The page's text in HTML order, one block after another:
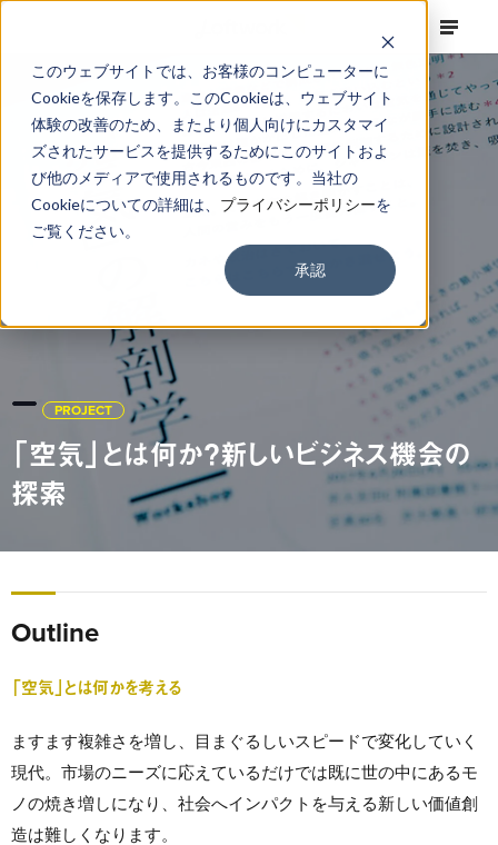
このウェブサイトでは、お客様のコンピューターに
Cookieを保存します。このCookieは、ウェブサイト
体験の改善のため、またより個人向けにカスタマイ
ズされたサービスを提供するためにこのサイトおよ
び他のメディアで使用されるものです。当社の
Cookieについての詳細は、 プライバシーポリシーを
ご覧ください。
承認
PROJECT
「空気」とは何か？新しいビジネス機会の
探索
Outline
「空気」とは何かを考える
ますます複雑さを増し、目まぐるしいスピードで変化していく
現代。市場のニーズに応えているだけでは既に世の中にあるモ
ノの焼き増しになり、社会へインパクトを与える新しい価値創
造は難しくなります。